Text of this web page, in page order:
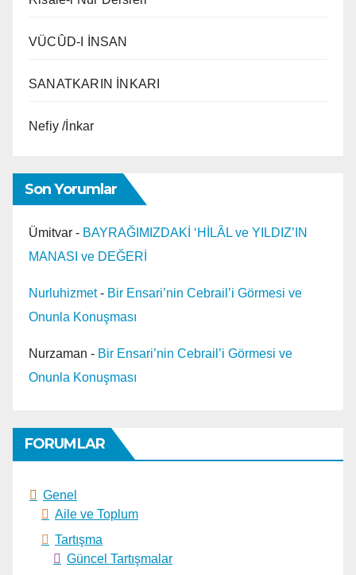
VÜCÛD-I İNSAN
SANATKARIN İNKARI
Nefiy /İnkar
Son Yorumlar
Ümitvar - BAYRAĞIMIZDAKİ ‘HİLÂL ve YILDIZ’IN
MANASI ve DEĞERİ
Nurluhizmet- Bir Ensari’nin Cebrail’i Görmesi ve
Onunla Konuşması
Nurzaman - Bir Ensari’nin Cebrail’i Görmesi ve
Onunla Konuşması
FORUMLAR
Genel
Aile ve Toplum
Tartışma
Güncel Tartışmalar